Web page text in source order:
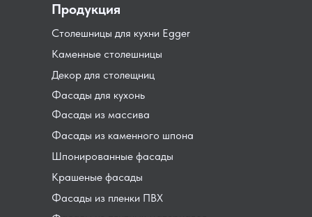
Фасады для кухонь
Каменные столешницы
Столешницы для кухни Egger
Декор для столещниц
Шпонированные фасады
Фасады из массива
Фасады из каменного шпона
Крашеные фасады
Фасады из пленки ПВХ
Продукция